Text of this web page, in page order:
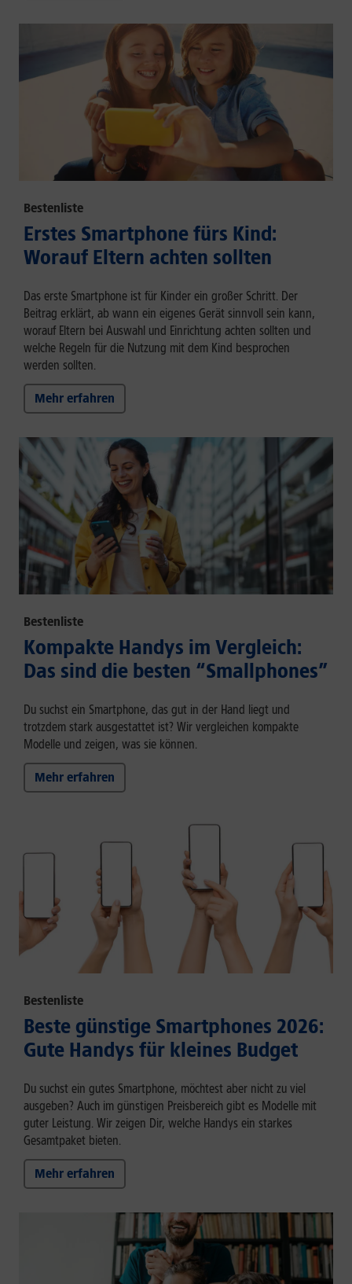
Bestenliste
Erstes Smartphone fürs Kind:
Worauf Eltern achten sollten
Das erste Smartphone ist für Kinder ein großer Schritt. Der
Beitrag erklärt, ab wann ein eigenes Gerät sinnvoll sein kann,
worauf Eltern bei Auswahl und Einrichtung achten sollten und
welche Regeln für die Nutzung mit dem Kind besprochen
werden sollten.
Mehr erfahren
Bestenliste
Kompakte Handys im Vergleich:
Das sind die besten “Smallphones”
Du suchst ein Smartphone, das gut in der Hand liegt und
trotzdem stark ausgestattet ist? Wir vergleichen kompakte
Modelle und zeigen, was sie können.
Mehr erfahren
Bestenliste
Beste günstige Smartphones 2026:
Gute Handys für kleines Budget
Du suchst ein gutes Smartphone, möchtest aber nicht zu viel
ausgeben? Auch im günstigen Preisbereich gibt es Modelle mit
guter Leistung. Wir zeigen Dir, welche Handys ein starkes
Gesamtpaket bieten.
Mehr erfahren